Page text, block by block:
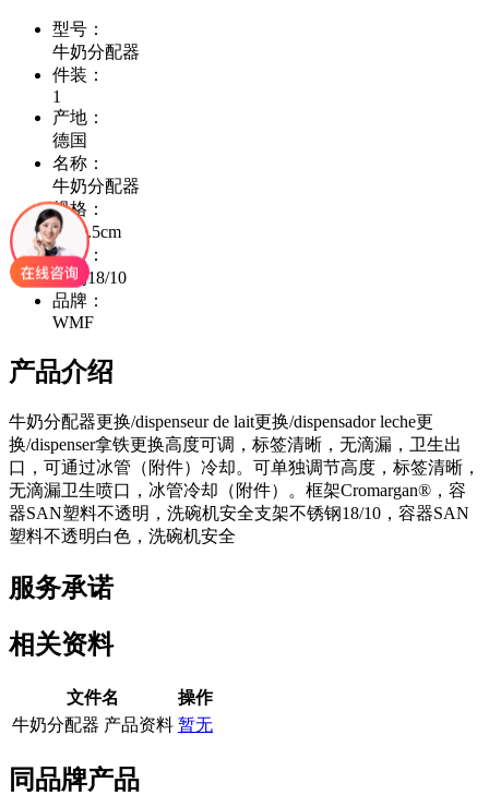
型号：
牛奶分配器
件装：
1
产地：
德国
名称：
牛奶分配器
规格：
高30.5cm
材质：
锈钢18/10
品牌：
WMF
产品介绍
牛奶分配器更换/dispenseur de lait更换/dispensador leche更
换/dispenser拿铁更换高度可调，标签清晰，无滴漏，卫生出
口，可通过冰管（附件）冷却。可单独调节高度，标签清晰，
无滴漏卫生喷口，冰管冷却（附件）。框架Cromargan®，容
器SAN塑料不透明，洗碗机安全支架不锈钢18/10，容器SAN
塑料不透明白色，洗碗机安全
服务承诺
相关资料
文件名
操作
牛奶分配器 产品资料 暂无
同品牌产品